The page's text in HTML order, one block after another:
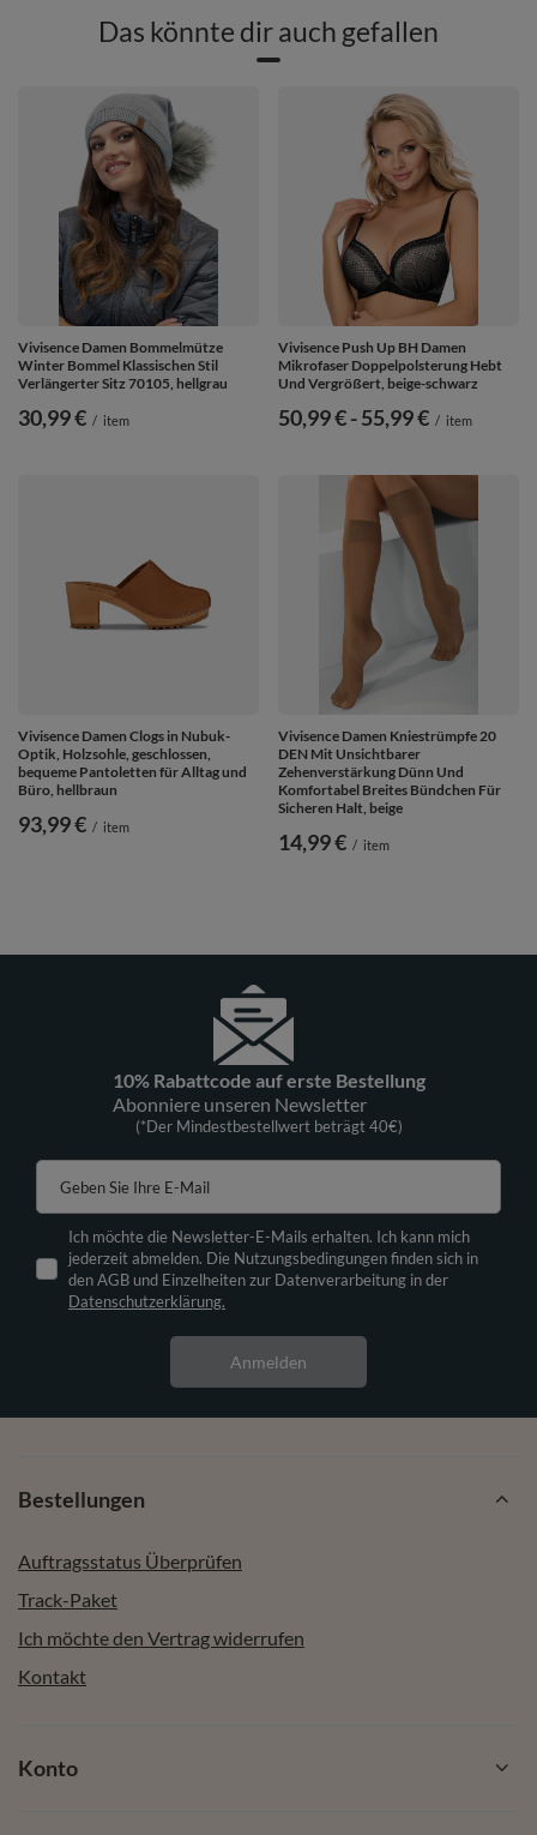
Das könnte dir auch gefallen
Vivisence Damen Bommelmütze
Winter Bommel Klassischen Stil
Verlängerter Sitz 70105, hellgrau
30,99 € / item
Vivisence Push Up BH Damen
Mikrofaser Doppelpolsterung Hebt
Und Vergrößert, beige-schwarz
ab
50,99 €-bis
55,99 € / item
Vivisence Damen Clogs in Nubuk-
Optik, Holzsohle, geschlossen,
bequeme Pantoletten für Alltag und
Büro, hellbraun
93,99 € / item
Vivisence Damen Kniestrümpfe 20
DEN Mit Unsichtbarer
Zehenverstärkung Dünn Und
Komfortabel Breites Bündchen Für
Sicheren Halt, beige
14,99 € / item
10% Rabattcode auf erste Bestellung
Abonniere unseren Newsletter
(*Der Mindestbestellwert beträgt 40€)
Geben Sie Ihre E-Mail
Ich möchte die Newsletter-E-Mails erhalten. Ich kann mich
jederzeit abmelden. Die Nutzungsbedingungen finden sich in
den AGB und Einzelheiten zur Datenverarbeitung in der
Datenschutzerklärung.
Anmelden
Bestellungen
Auftragsstatus Überprüfen
Track-Paket
Ich möchte den Vertrag widerrufen
Kontakt
Konto